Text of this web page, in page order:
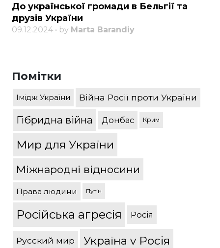
До української громади в Бельгії та
друзів України
09.12.2024 • by Marta Barandiy
Помітки
Імідж України Війна Росії проти України
Гібридна війна Донбас Крим
Мир для України
Міжнародні відносини
Права людини Путін
Російська агресія Росія
Русский мир Україна v Росія